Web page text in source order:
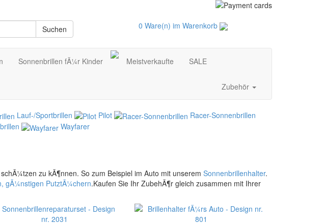
Suchen 0 Ware(n) im Warenkorb
Sonnenbrillen fÃ¼r Kinder Meistverkaufte SALE
Zubehör
Lauf-/Sportbrillen Pilot
Racer-Sonnenbrillen
Wayfarer
zu kÃ¶nnen. So zum Beispiel im Auto mit unserem Sonnenbrillenhalter.
gÃ¼nstigen PutztÃ¼chern.Kaufen Sie Ihr ZubehÃ¶r gleich zusammen mit Ihrer